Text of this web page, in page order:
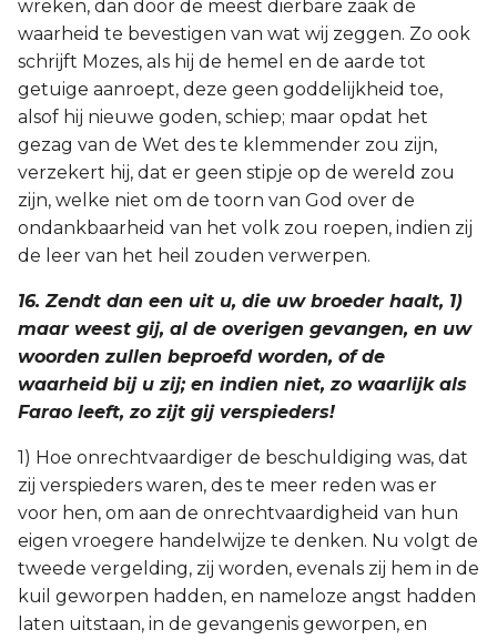
wreken, dan door de meest dierbare zaak de
waarheid te bevestigen van wat wij zeggen. Zo ook
schrijft Mozes, als hij de hemel en de aarde tot
getuige aanroept, deze geen goddelijkheid toe,
alsof hij nieuwe goden, schiep; maar opdat het
gezag van de Wet des te klemmender zou zijn,
verzekert hij, dat er geen stipje op de wereld zou
zijn, welke niet om de toorn van God over de
ondankbaarheid van het volk zou roepen, indien zij
de leer van het heil zouden verwerpen.
16. Zendt dan een uit u, die uw broeder haalt, 1)
maar weest gij, al de overigen gevangen, en uw
woorden zullen beproefd worden, of de
waarheid bij u zij; en indien niet, zo waarlijk als
Farao leeft, zo zijt gij verspieders!
1) Hoe onrechtvaardiger de beschuldiging was, dat
zij verspieders waren, des te meer reden was er
voor hen, om aan de onrechtvaardigheid van hun
eigen vroegere handelwijze te denken. Nu volgt de
tweede vergelding, zij worden, evenals zij hem in de
kuil geworpen hadden, en nameloze angst hadden
laten uitstaan, in de gevangenis geworpen, en